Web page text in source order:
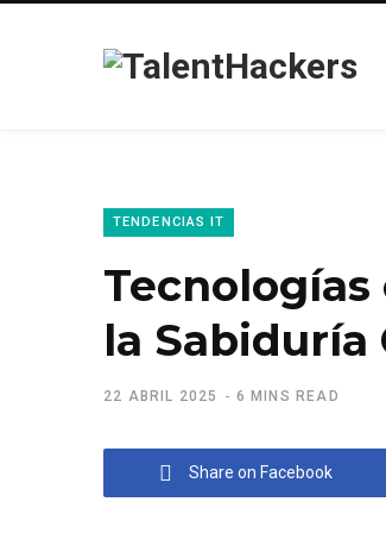
TENDENCIAS IT
la Sabiduría
22 ABRIL 2025 6 MINS READ
Share on Facebook